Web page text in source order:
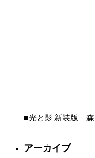
■光と影 新装版 森
アーカイブ